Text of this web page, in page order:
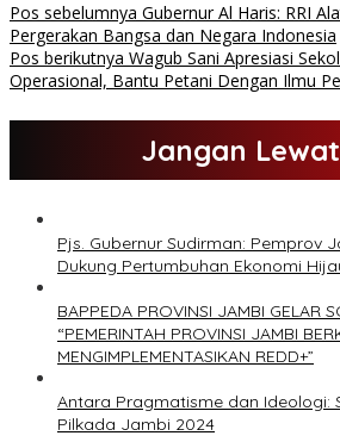
Pos sebelumnya Gubernur Al Haris: RRI
Pergerakan Bangsa dan Negara Indonesia
Pos berikutnya Wagub Sani Apresiasi
Operasional, Bantu Petani Dengan Ilmu
Jangan
Pjs. Gubernur Sudirman: Pemprov
Dukung Pertumbuhan Ekonomi
BAPPEDA PROVINSI JAMBI GELAR
“PEMERINTAH PROVINSI JAMBI
MENGIMPLEMENTASIKAN REDD+”
Antara Pragmatisme dan Ideologi:
Pilkada Jambi 2024